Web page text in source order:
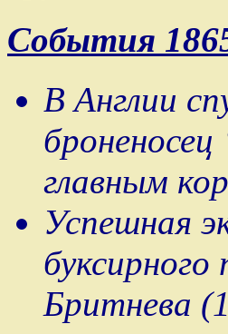
События
В Англии
главным
Успешная
Бритнева